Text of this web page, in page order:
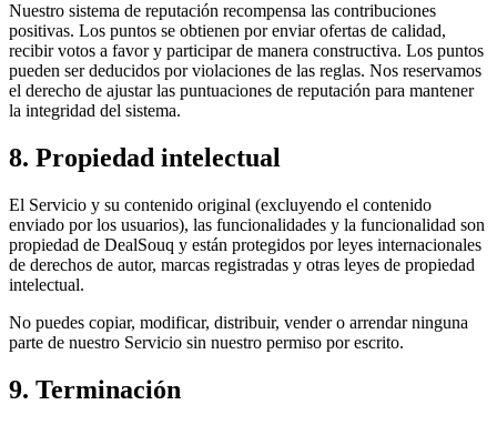
Nuestro sistema de reputación recompensa las contribuciones
positivas. Los puntos se obtienen por enviar ofertas de calidad,
recibir votos a favor y participar de manera constructiva. Los puntos
pueden ser deducidos por violaciones de las reglas. Nos reservamos
el derecho de ajustar las puntuaciones de reputación para mantener
la integridad del sistema.
8. Propiedad intelectual
El Servicio y su contenido original (excluyendo el contenido
enviado por los usuarios), las funcionalidades y la funcionalidad son
propiedad de DealSouq y están protegidos por leyes internacionales
de derechos de autor, marcas registradas y otras leyes de propiedad
intelectual.
No puedes copiar, modificar, distribuir, vender o arrendar ninguna
parte de nuestro Servicio sin nuestro permiso por escrito.
9. Terminación